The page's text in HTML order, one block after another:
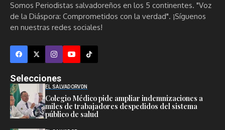
Somos Periodistas salvadoreños en los 5 continentes. "Voz
de la Diáspora: Comprometidos con la verdad". ¡Síguenos
en nuestras redes sociales!
Selecciones
EL SALVADORVDN
Colegio Médico pide ampliar indemnizaciones a
miles de trabajadores despedidos del sistema
público de salud